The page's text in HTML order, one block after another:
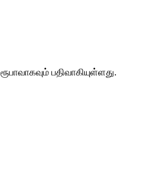
ரூபாவாகவும் பதிவாகியுள்ளது.